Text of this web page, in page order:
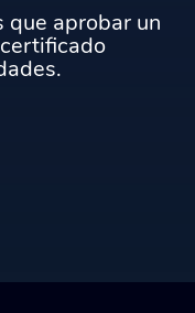
que aprobar un